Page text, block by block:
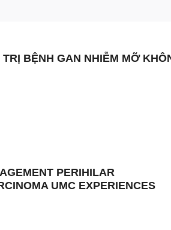
BỆNH GAN NHIỄM MỠ
PERIHILAR
UMC EXPERIENCES